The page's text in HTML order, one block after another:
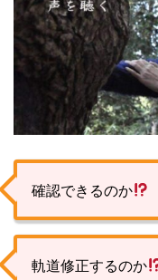
確認できるのか
軌道修正するのか